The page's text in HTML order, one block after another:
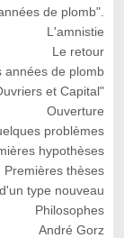
de plomb".
L'amnistie
Le retour
années de plomb
et Capital"
Ouverture
problèmes
hypothèses
Premières thèses
type nouveau
Philosophes
André Gorz